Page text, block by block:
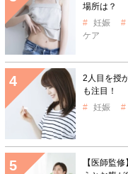
場所は？
妊娠
ケア
2人目を授
も注目！
妊娠
【医師監